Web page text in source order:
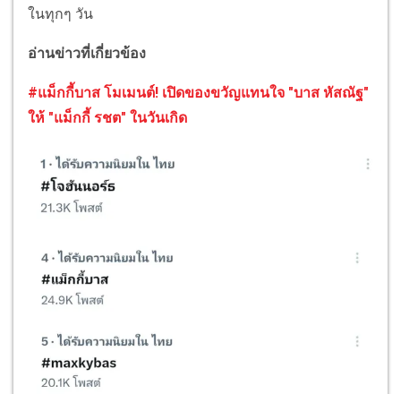
ในทุกๆ วัน
อ่านข่าวที่เกี่ยวข้อง
#แม็กกี้บาส โมเมนต์! เปิดของขวัญแทนใจ "บาส หัสณัฐ"
ให้ "แม็กกี้ รชต" ในวันเกิด